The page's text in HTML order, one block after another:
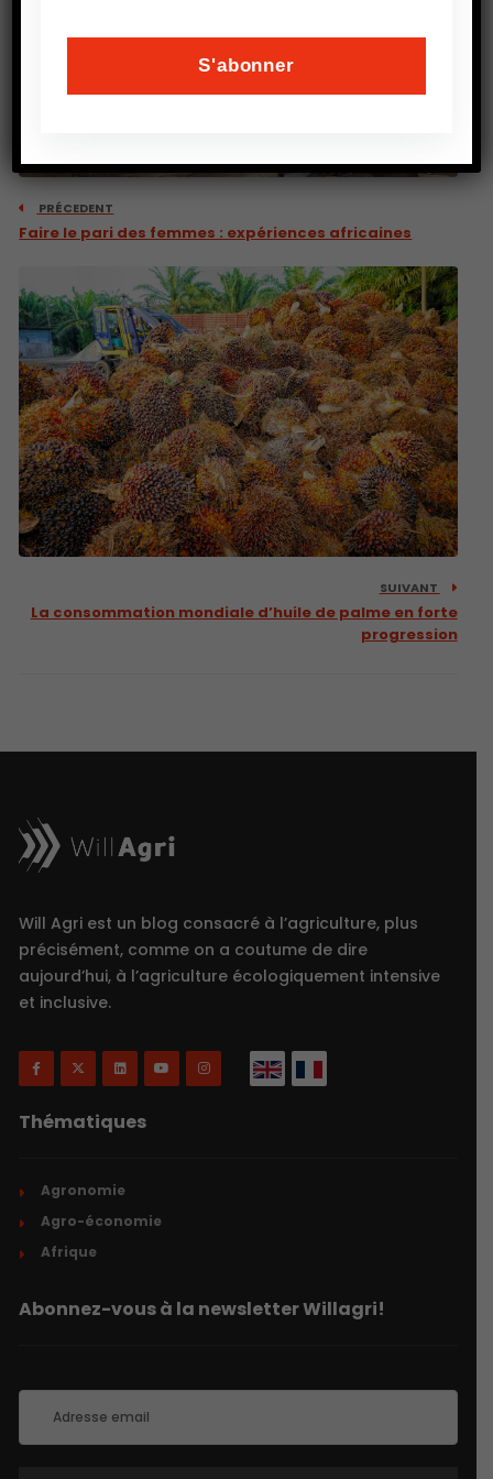
PRÉCEDENT
Faire le pari des femmes : expériences africaines
SUIVANT
La consommation mondiale d’huile de palme en forte
progression
Will Agri est un blog consacré à l’agriculture, plus
précisément, comme on a coutume de dire
aujourd’hui, à l’agriculture écologiquement intensive
et inclusive.
Thématiques
Agronomie
Agro-économie
Afrique
Abonnez-vous à la newsletter Willagri!